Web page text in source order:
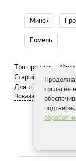
Минск
Гомель
Tоп продаж
Старый город
Для спальнисогласие